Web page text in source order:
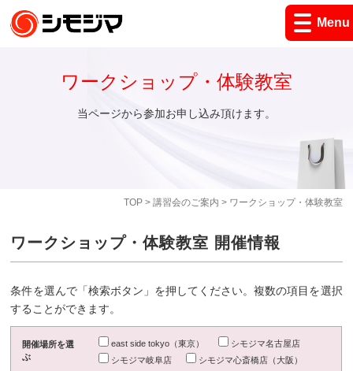
Menu
TOP> 講習会のご案内 > ワークショップ・体験教室
ワークショップ・体験教室
当ページから参加お申し込み頂けます。
ワークショップ・体験教室 開催情報
条件を選んで「検索ボタン」を押してください。複数の項目を選択
することができます。
開催場所を選
ぶ
east side tokyo（東京）
シモジマ名古屋店
シモジマ岐阜店
シモジマ心斎橋店（大阪）